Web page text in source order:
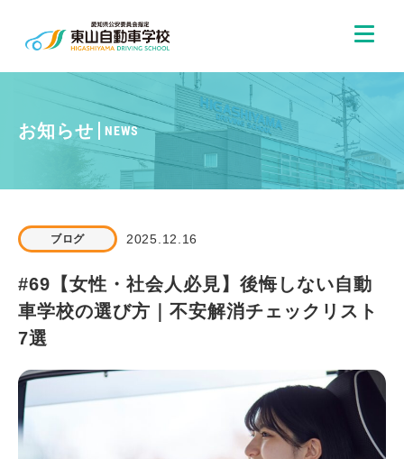
お知らせ NEWS
ブログ 2025.12.16
#69【女性・社会人必見】後悔しない自動
車学校の選び方｜不安解消チェックリスト
7選